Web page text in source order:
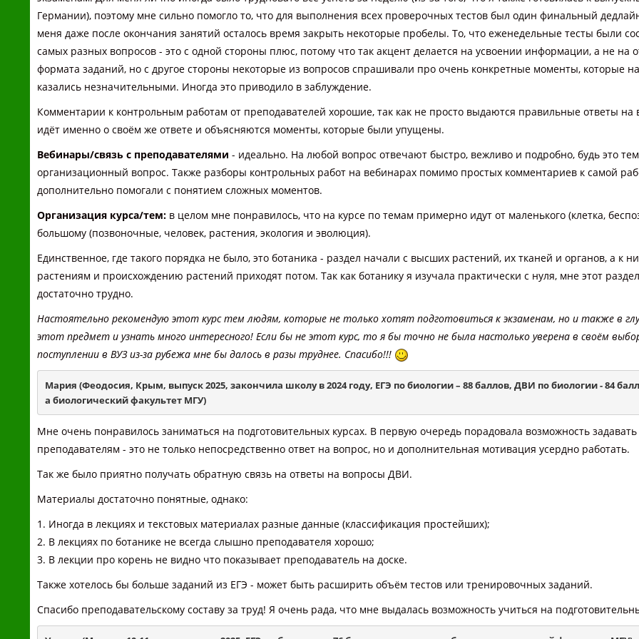
Германии), поэтому мне сильно помогло то, что для выполнения всех проверочных тестов был один финальный
меня даже после окончания занятий осталось время закрыть некоторые пробелы. То, что еженедельные тесты были
самых разных вопросов - это с одной стороны плюс, потому что так акцент делается на усвоении информации, а не на
формата заданий, но с другое стороны некоторые из вопросов спрашивали про очень конкретные моменты, которые
казались незначительными. Иногда это приводило в заблуждение.
Комментарии к контрольным работам от преподавателей хорошие, так как не просто выдаются правильные ответы на
идёт именно о своём же ответе и объясняются моменты, которые были упущены.
Вебинары/связь с преподавателями - идеально. На любой вопрос отвечают быстро, вежливо и подробно, будь это
организационный вопрос. Также разборы контрольных работ на вебинарах помимо простых комментариев к самой
дополнительно помогали с понятием сложных моментов.
Организация курса/тем: в целом мне понравилось, что на курсе по темам примерно идут от маленького (клетка,
большому (позвоночные, человек, растения, экология и эволюция).
Единственное, где такого порядка не было, это ботаника - раздел начали с высших растений, их тканей и органов, а к
растениям и происхождению растений приходят потом. Так как ботанику я изучала практически с нуля, мне этот
достаточно трудно.
Настоятельно рекомендую этот курс тем людям, которые не только хотят подготовиться к экзаменам, но и также в
этот предмет и узнать много интересного! Если бы не этот курс, то я бы точно не была настолько уверена в своём
поступлении в ВУЗ из-за рубежа мне бы далось в разы труднее. Спасибо!!!
Мария (Феодосия, Крым, выпуск 2025, закончила школу в 2024 году, ЕГЭ по биологии – 88 баллов, ДВИ по биологии - 84
а биологический факультет МГУ)
Мне очень понравилось заниматься на подготовительных курсах. В первую очередь порадовала возможность
преподавателям - это не только непосредственно ответ на вопрос, но и дополнительная мотивация усердно работать.
Так же было приятно получать обратную связь на ответы на вопросы ДВИ.
Материалы достаточно понятные, однако:
1. Иногда в лекциях и текстовых материалах разные данные (классификация простейших);
2. В лекциях по ботанике не всегда слышно преподавателя хорошо;
3. В лекции про корень не видно что показывает преподаватель на доске.
Также хотелось бы больше заданий из ЕГЭ - может быть расширить объём тестов или тренировочных заданий.
Спасибо преподавательскому составу за труд! Я очень рада, что мне выдалась возможность учиться на